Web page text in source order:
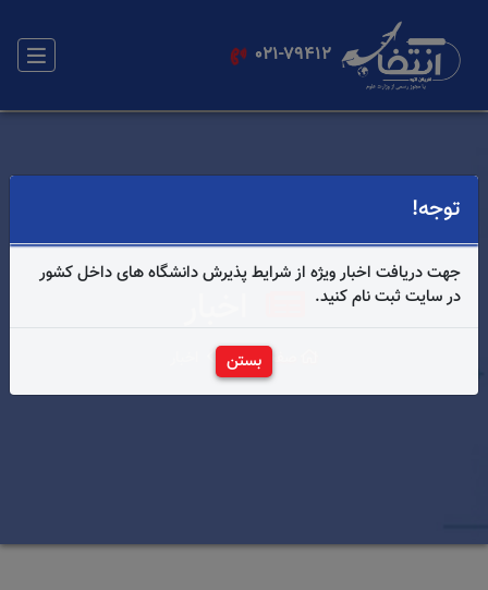
021-79412
صفحه اصلی
توجه!
جهت دریافت اخبار ویژه از شرایط پذیرش دانشگاه های داخل کشور
در سایت ثبت نام کنید.
بستن